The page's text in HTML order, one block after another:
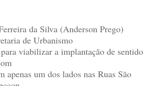
da Silva (Anderson Prego)
de Urbanismo
viabilizar a implantação de sentido
apenas um dos lados nas Ruas São